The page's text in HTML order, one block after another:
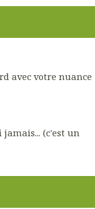
avec votre nuance
jamais... (c'est un